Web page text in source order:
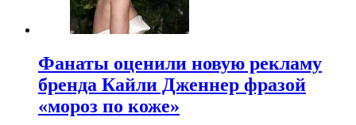
Фанаты оценили новую рекламу
бренда Кайли Дженнер фразой
«мороз по коже»